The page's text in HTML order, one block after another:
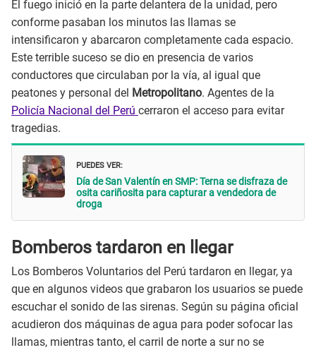
El fuego inició en la parte delantera de la unidad, pero
conforme pasaban los minutos las llamas se
intensificaron y abarcaron completamente cada espacio.
Este terrible suceso se dio en presencia de varios
conductores que circulaban por la vía, al igual que
peatones y personal del Metropolitano. Agentes de la
Policía Nacional del Perú cerraron el acceso para evitar
tragedias.
PUEDES VER:
Día de San Valentín en SMP: Terna se disfraza de
osita cariñosita para capturar a vendedora de
droga
Bomberos tardaron en llegar
Los Bomberos Voluntarios del Perú tardaron en llegar, ya
que en algunos videos que grabaron los usuarios se puede
escuchar el sonido de las sirenas. Según su página oficial
acudieron dos máquinas de agua para poder sofocar las
llamas, mientras tanto, el carril de norte a sur no se